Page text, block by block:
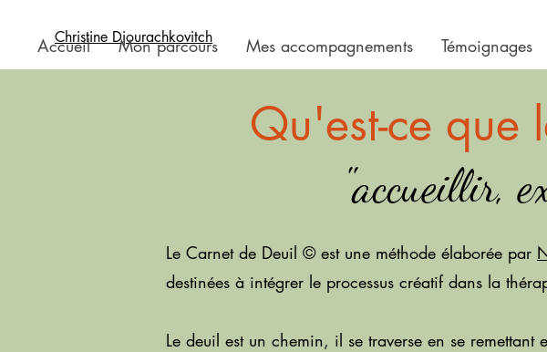
Christine Djourachkovitch
Accueil Mon parcours Mes accompagnements Témoignages
Qu'est-ce
"accueillir,
Le Carnet de Deuil © est une méthode élaborée par
destinées à intégrer le processus créatif dans la
Le deuil est un chemin, il se traverse en se